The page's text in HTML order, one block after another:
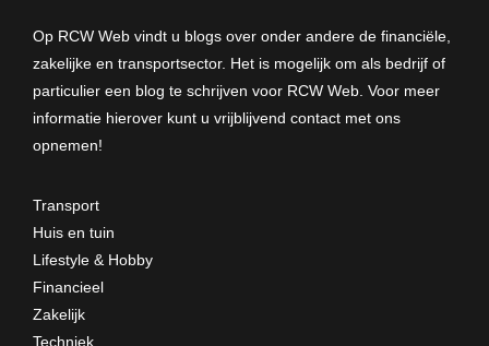
Op RCW Web vindt u blogs over onder andere de financiële,
zakelijke en transportsector. Het is mogelijk om als bedrijf of
particulier een blog te schrijven voor RCW Web. Voor meer
informatie hierover kunt u vrijblijvend contact met ons
opnemen!
Transport
Huis en tuin
Lifestyle & Hobby
Financieel
Zakelijk
Techniek